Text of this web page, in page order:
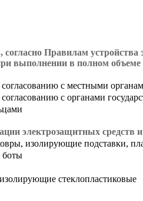
Правилам
выполнении в полном
с местными
с органами
электрозащитных
изолирующие подставки,
боты
стеклопластиковые